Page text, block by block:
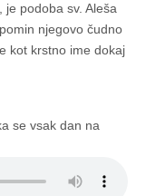
podoba sv. Aleša
njegovo čudno
kot krstno ime dokaj
se vsak dan na